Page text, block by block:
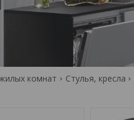
комнат Стулья, кресла